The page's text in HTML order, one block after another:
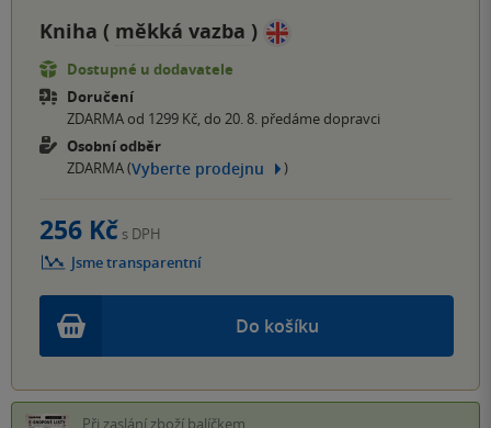
Kniha ( měkká vazba )
Dostupné u dodavatele
Doručení
ZDARMA od 1299 Kč, do 20. 8. předáme dopravci
Osobní odběr
ZDARMA (Vyberte prodejnu )
Do košíku
256 Kč s DPH
Jsme transparentní
Při zaslání zboží balíčkem